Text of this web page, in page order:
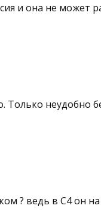
и она не может
Только неудобно
? ведь в С4 он